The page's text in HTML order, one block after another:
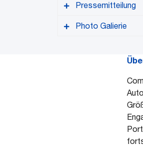
Pressemitteilung
Photo Galierie